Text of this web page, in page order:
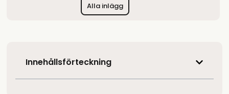
Alla inlägg
Innehållsförteckning